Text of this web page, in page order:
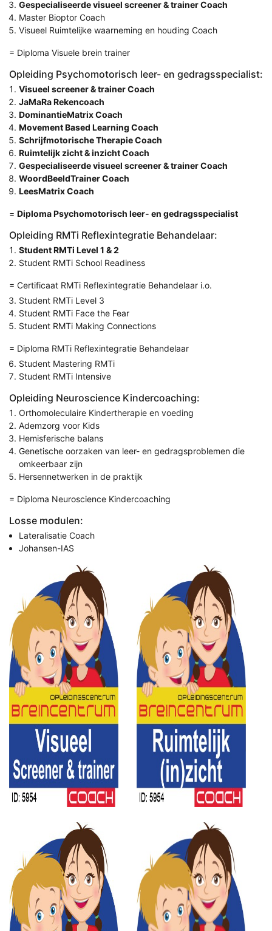
Gespecialiseerde visueel screener & trainer Coach
Master Bioptor Coach
Visueel Ruimtelijke waarneming en houding Coach
= Diploma Visuele brein trainer
Opleiding Psychomotorisch leer- en gedragsspecialist:
Visueel screener & trainer Coach
JaMaRa Rekencoach
DominantieMatrix Coach
Movement Based Learning Coach
Schrijfmotorische Therapie Coach
Ruimtelijk zicht & inzicht Coach
Gespecialiseerde visueel screener & trainer Coach
WoordBeeldTrainer Coach
LeesMatrix Coach
= Diploma Psychomotorisch leer- en gedragsspecialist
Opleiding RMTi Reflexintegratie Behandelaar:
Student RMTi Level 1 & 2
Student RMTi School Readiness
= Certificaat RMTi Reflexintegratie Behandelaar i.o.
Student RMTi Level 3
Student RMTi Face the Fear
Student RMTi Making Connections
= Diploma RMTi Reflexintegratie Behandelaar
Student Mastering RMTi
Student RMTi Intensive
Opleiding Neuroscience Kindercoaching:
Orthomoleculaire Kindertherapie en voeding
Ademzorg voor Kids
Hemisferische balans
Genetische oorzaken van leer- en gedragsproblemen die
omkeerbaar zijn
Hersennetwerken in de praktijk
= Diploma Neuroscience Kindercoaching
Losse modulen:
Lateralisatie Coach
Johansen-IAS